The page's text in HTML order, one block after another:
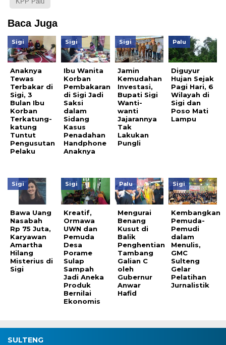
Baca Juga
Sigi
Anaknya
Tewas
Terbakar di
Sigi, 3
Bulan Ibu
Korban
Terkatung-
katung
Tuntut
Pengusutan
Pelaku
Sigi
Ibu Wanita
Korban
Pembakaran
di Sigi Jadi
Saksi
dalam
Sidang
Kasus
Penadahan
Handphone
Anaknya
Sigi
Jamin
Kemudahan
Investasi,
Bupati Sigi
Wanti-
wanti
Jajarannya
Tak
Lakukan
Pungli
Palu
Diguyur
Hujan Sejak
Pagi Hari, 6
Wilayah di
Sigi dan
Poso Mati
Lampu
Sigi
Bawa Uang
Nasabah
Rp 75 Juta,
Karyawan
Amartha
Hilang
Misterius di
Sigi
Sigi
Kreatif,
Ormawa
UWN dan
Pemuda
Desa
Porame
Sulap
Sampah
Jadi Aneka
Produk
Bernilai
Ekonomis
Palu
Mengurai
Benang
Kusut di
Balik
Penghentian
Tambang
Galian C
oleh
Gubernur
Anwar
Hafid
Sigi
Kembangkan
Pemuda-
Pemudi
dalam
Menulis,
GMC
Sulteng
Gelar
Pelatihan
Jurnalistik
SULTENG